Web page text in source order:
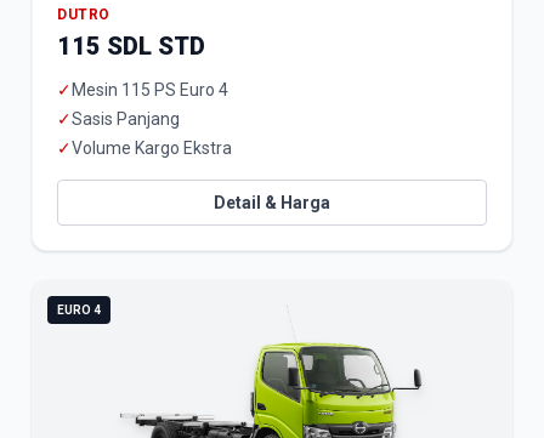
DUTRO
115 SDL STD
✓ Mesin 115 PS Euro 4
✓Sasis Panjang
✓Volume Kargo Ekstra
Detail & Harga
EURO 4